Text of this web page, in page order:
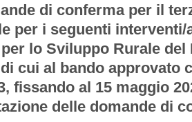
di conferma per il
per i seguenti
lo Sviluppo Rurale del
cui al bando approvato
fissando al 15 maggio
delle domande di